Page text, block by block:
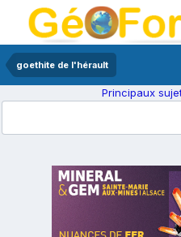
goethite de l'hérault
Principaux